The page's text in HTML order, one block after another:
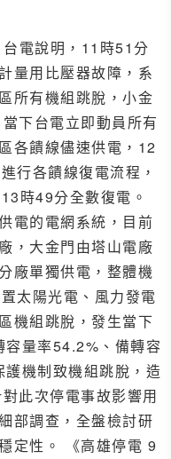
電說明，11時51分
量用比壓器故障，系
所有機組跳脫，小金
下台電立即動員所有
各饋線儘速供電，12
行各饋線復電流程，
時49分全數復電。
電的電網系統，目前
，大金門由塔山電廠
廠單獨供電，整體機
太陽光電、風力發電
機組跳脫，發生當下
量率54.2%、備轉容
機制致機組跳脫，造
此次停電事故影響用
部調查，全盤檢討研
定性。 《高雄停電 9